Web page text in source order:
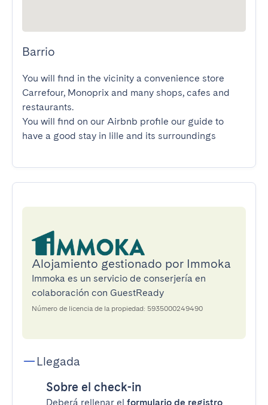
Barrio
You will find in the vicinity a convenience store
Carrefour, Monoprix and many shops, cafes and
restaurants.
You will find on our Airbnb profile our guide to
have a good stay in lille and its surroundings
Alojamiento gestionado por Immoka
Immoka es un servicio de conserjería en
colaboración con GuestReady
Número de licencia de la propiedad: 5935000249490
Llegada
Sobre el check-in
Deberá rellenar el formulario de registro